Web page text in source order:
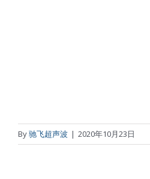
By驰飞超声波 | 2020年10月23日